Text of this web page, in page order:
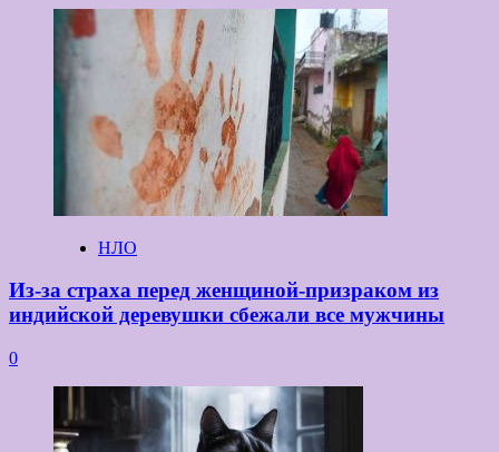
НЛО
Из-за страха перед женщиной-призраком из
индийской деревушки сбежали все мужчины
0